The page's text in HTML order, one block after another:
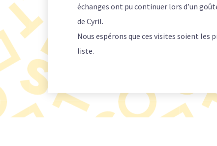
échanges ont pu continuer lors d’un
de Cyril.
Nous espérons que ces visites soient les
liste.